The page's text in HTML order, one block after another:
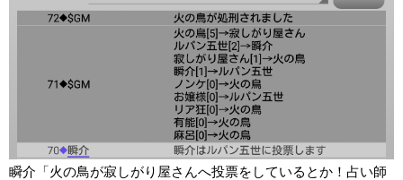
瞬介「火の鳥が寂しがり屋さんへ投票をしているとか！占い師